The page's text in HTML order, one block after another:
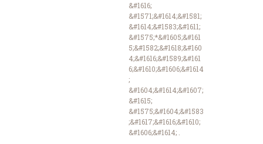
&#1616;
&#1571;&#1614;&#1581;
&#1614;&#1583;&#1611;
&#1575;*&#1605;&#161
5;&#1582;&#1618;&#160
4;&#1616;&#1589;&#161
6;&#1610;&#1606;&#1614
;
&#1604;&#1614;&#1607;
&#1615;
&#1575;&#1604;&#1583
;&#1617;&#1616;&#1610;
&#1606;&#1614; .